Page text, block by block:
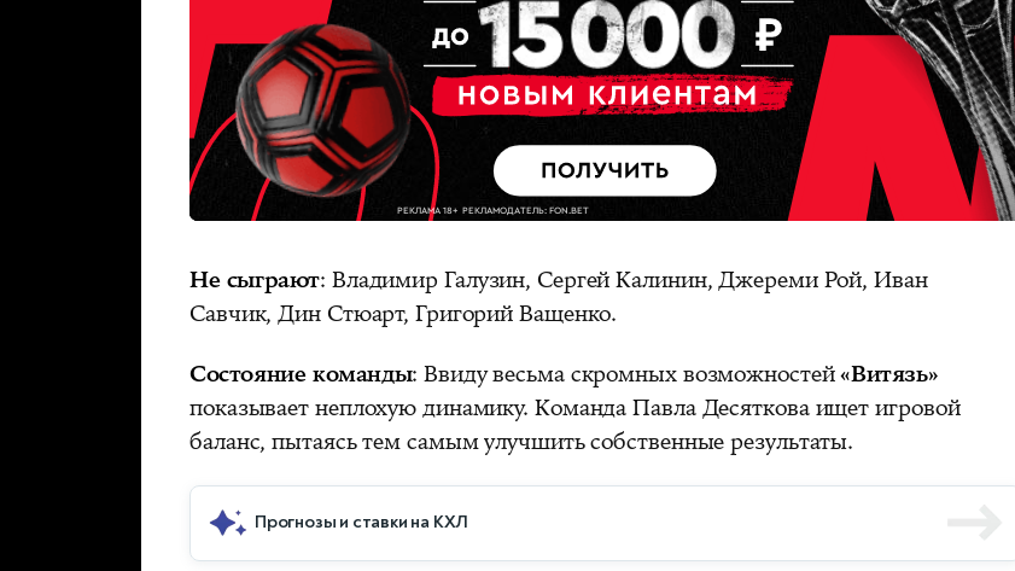
Не сыграют: Владимир Галузин, Сергей Калинин, Джереми Рой, Иван
Савчик, Дин Стюарт, Григорий Ващенко.
Состояние команды: Ввиду весьма скромных возможностей«Витязь»
показывает неплохую динамику. Команда Павла Десяткова ищет игровой
баланс, пытаясь тем самым улучшить собственные результаты.
Прогнозы и ставки на КХЛ